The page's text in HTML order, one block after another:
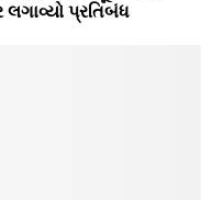
લગાવ્યો પ્રતિબંધ